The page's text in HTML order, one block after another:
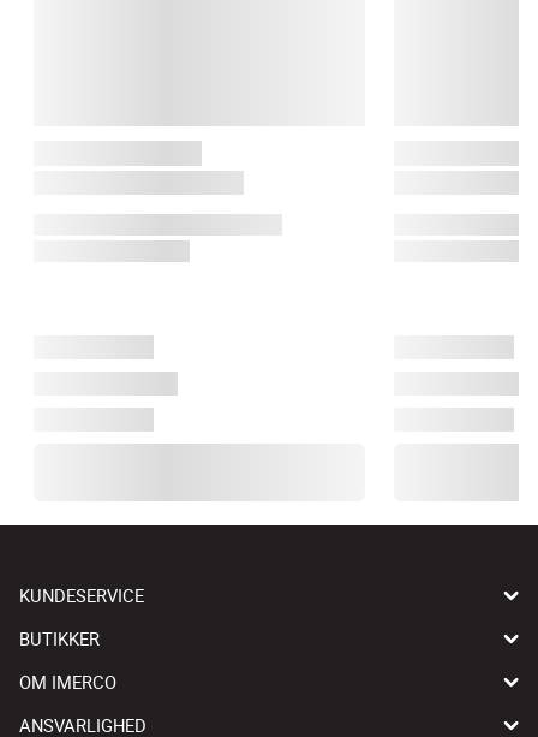
KUNDESERVICE
BUTIKKER
OM IMERCO
ANSVARLIGHED